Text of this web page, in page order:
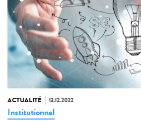
ACTUALITÉ 13.12.2022
Institutionnel